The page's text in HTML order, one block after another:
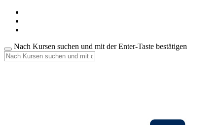
Nach Kursen suchen und mit der Enter-Taste bestätigen